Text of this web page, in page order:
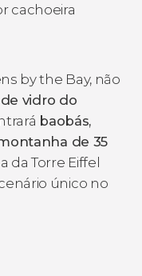
cachoeira
by the Bay, não
vidro do
baobás,
de 35
da Torre Eiffel
único no